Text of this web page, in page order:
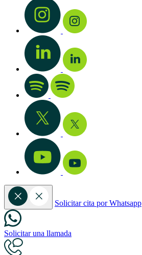
Solicitar cita por Whatsapp
Solicitar una llamada